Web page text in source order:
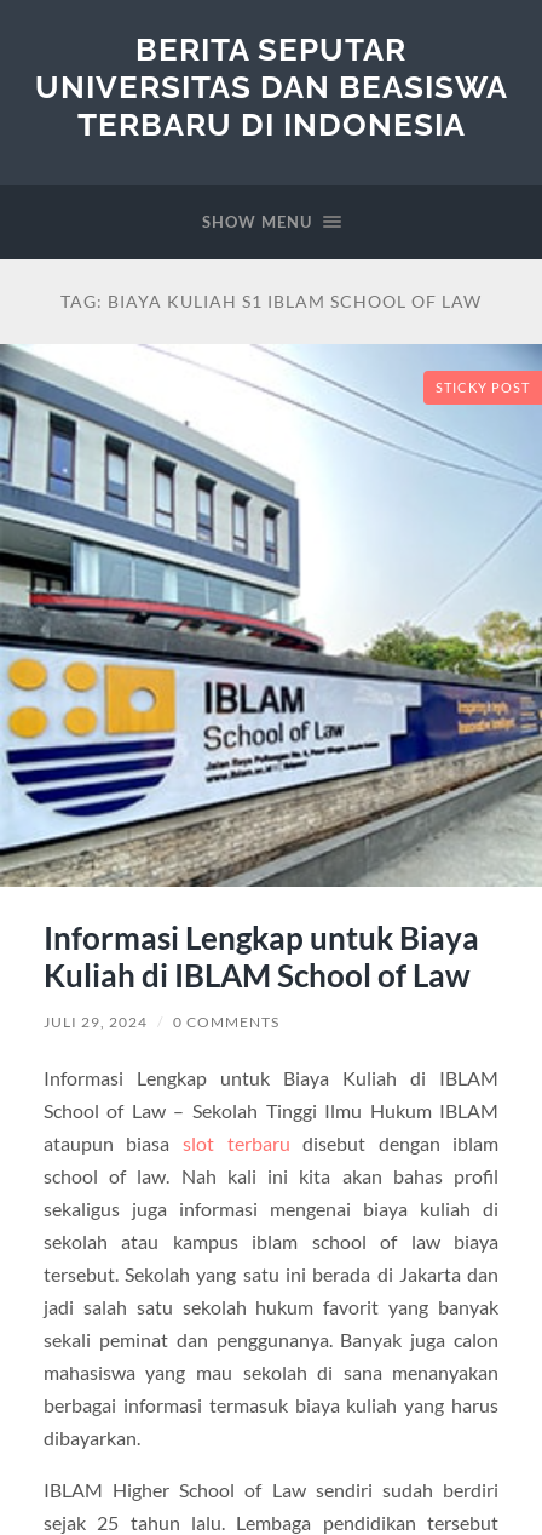
BERITA SEPUTAR
UNIVERSITAS DAN BEASISWA
TERBARU DI INDONESIA
SHOW MENU
TAG: BIAYA KULIAH S1 IBLAM SCHOOL OF LAW
STICKY POST
Informasi Lengkap untuk Biaya
Kuliah di IBLAM School of Law
JULI 29, 2024 / 0 COMMENTS
Informasi Lengkap untuk Biaya Kuliah di IBLAM
School of Law – Sekolah Tinggi Ilmu Hukum IBLAM
ataupun biasa slot terbaru disebut dengan iblam
school of law. Nah kali ini kita akan bahas profil
sekaligus juga informasi mengenai biaya kuliah di
sekolah atau kampus iblam school of law biaya
tersebut. Sekolah yang satu ini berada di Jakarta dan
jadi salah satu sekolah hukum favorit yang banyak
sekali peminat dan penggunanya. Banyak juga calon
mahasiswa yang mau sekolah di sana menanyakan
berbagai informasi termasuk biaya kuliah yang harus
dibayarkan.
IBLAM Higher School of Law sendiri sudah berdiri
sejak 25 tahun lalu. Lembaga pendidikan tersebut